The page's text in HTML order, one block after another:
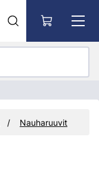
Nauharuuvit